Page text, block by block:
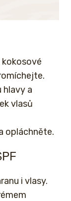
hlavy a
vlasů
opláchněte.
i vlasy.